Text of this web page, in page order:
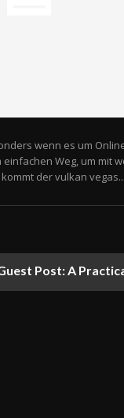
wenn es um
Weg, um mit
der vulkan vegas...
Post: A